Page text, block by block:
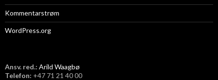
Kommentarstrøm
WordPress.org
Ansv. red.: Arild Waagbø
Telefon: ​+47 71 21 40 00